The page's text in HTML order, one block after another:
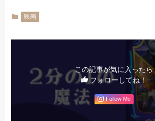
映画
この記事が気に入ったら
フォローしてね！
Follow Me